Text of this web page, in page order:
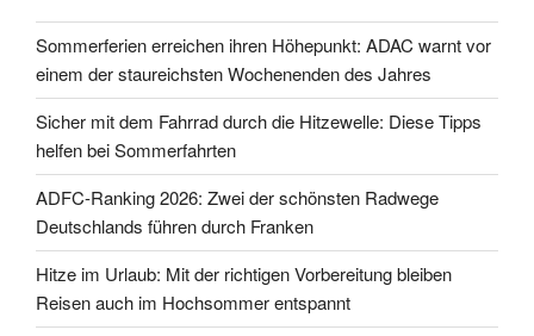
Sommerferien erreichen ihren Höhepunkt: ADAC warnt vor
einem der staureichsten Wochenenden des Jahres
Sicher mit dem Fahrrad durch die Hitzewelle: Diese Tipps
helfen bei Sommerfahrten
ADFC-Ranking 2026: Zwei der schönsten Radwege
Deutschlands führen durch Franken
Hitze im Urlaub: Mit der richtigen Vorbereitung bleiben
Reisen auch im Hochsommer entspannt